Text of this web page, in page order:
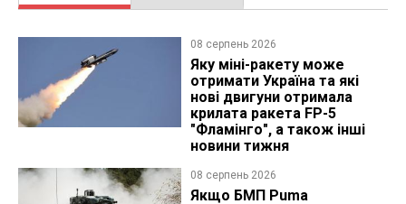
08 серпень 2026
Яку міні-ракету може
отримати Україна та які
нові двигуни отримала
крилата ракета FP-5
"Фламінго", а також інші
новини тижня
08 серпень 2026
Якщо БМП Puma